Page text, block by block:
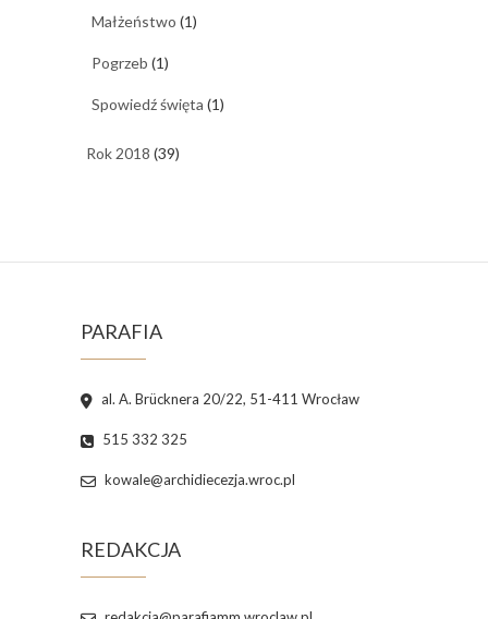
Małżeństwo (1)
Pogrzeb (1)
Spowiedź święta (1)
Rok 2018 (39)
PARAFIA
al. A. Brücknera 20/22, 51-411 Wrocław
515 332 325
kowale@archidiecezja.wroc.pl
REDAKCJA